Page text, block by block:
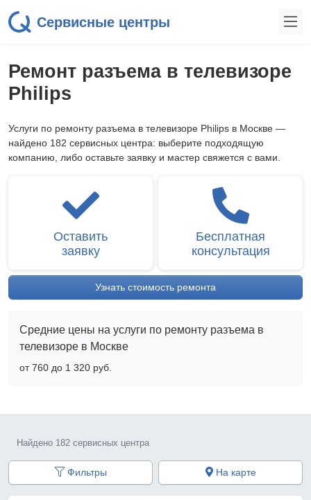
Сервисные центры
Ремонт разъема в телевизоре
Philips
Услуги по ремонту разъема в телевизоре Philips в Москве —
найдено 182 сервисных центра: выберите подходящую
компанию, либо оставьте заявку и мастер свяжется с вами.
Оставить
заявку
Бесплатная
консультация
Узнать стоимость ремонта
Средние цены на услуги по ремонту разъема в
телевизоре в Москве
от 760 до 1 320 pyб.
Найдено 182 сервисных центра
Фильтры На карте